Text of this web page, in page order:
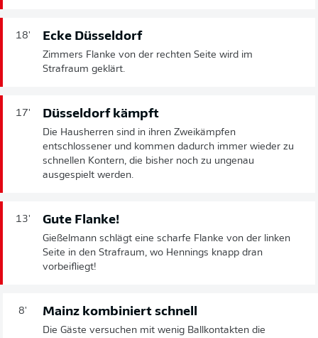
18' Ecke Düsseldorf
Zimmers Flanke von der rechten Seite wird im
Strafraum geklärt.
17' Düsseldorf kämpft
Die Hausherren sind in ihren Zweikämpfen
entschlossener und kommen dadurch immer wieder zu
schnellen Kontern, die bisher noch zu ungenau
ausgespielt werden.
13' Gute Flanke!
Gießelmann schlägt eine scharfe Flanke von der linken
Seite in den Strafraum, wo Hennings knapp dran
vorbeifliegt!
8' Mainz kombiniert schnell
Die Gäste versuchen mit wenig Ballkontakten die